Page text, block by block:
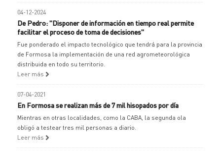
04-12-2024
De Pedro: "Disponer de información en tiempo real permite
facilitar el proceso de toma de decisiones"
Fue ponderado el impacto tecnológico que tendrá para la provincia
de Formosa la implementación de una red agrometeorológica
distribuida en todo su territorio.
Leer más
07-04-2021
En Formosa se realizan más de 7 mil hisopados por día
Mientras en otras localidades, como la CABA, la segunda ola
obligó a testear tres mil personas a diario.
Leer más